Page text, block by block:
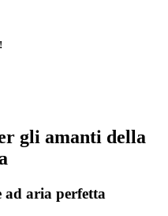
gli amanti della
aria perfetta